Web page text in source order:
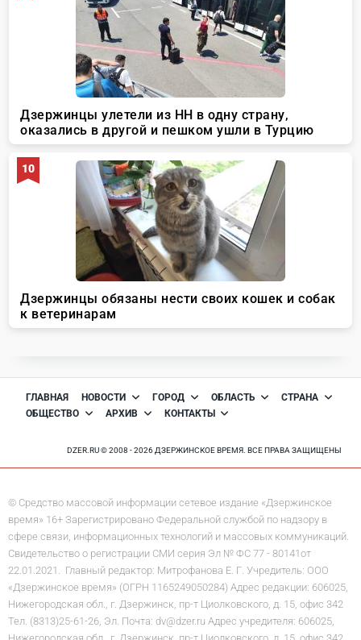
ГЛАВНАЯ НОВОСТИ ГОРОД ОБЛАСТЬ
СТРАНА
ОБЩЕСТВО
АРХИВ КОНТАКТЫ
DZER.RU © 2008 - 2026 ДЗЕРЖИНСКОЕ ВРЕМЯ. ВСЕ ПРАВА ЗАЩИЩЕНЫ
© Средство массовой информации сетевое издание «Дзержинское
время» 16+ Зарегистрировано Федеральной службой по надзору в
сфере связи, информационных технологий и массовых коммуникаций.
Свидетельство о регистрации СМИ серия Эл № ФС 77 - 80141от
22.01.2021. Главный редактор: Митрофанова Е. Г. Учредитель: ООО
«Дзержинское время» (ОГРН 1165249050284) Адрес редакции: 606025,
Нижегородская обл., г. Дзержинск, пр-т Циолковского, д. 15, офис 342
Тел. (8313)25-61-26, Эл. Почта: dv@dzer.ru Адрес учредителя: 606025,